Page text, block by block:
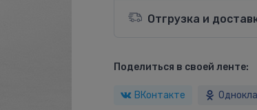
Отгрузка и
Поделиться в своей ленте:
ВКонтакте